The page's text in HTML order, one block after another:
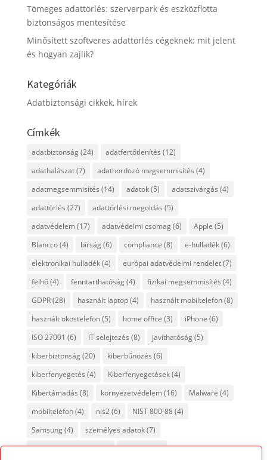
Tömeges adattörlés: szerverpark és eszközflotta
biztonságos mentesítése
Minősített szoftveres adattörlés cégeknek: mit jelent
és hogyan zajlik?
Kategóriák
Adatbiztonsági cikkek, hírek
Címkék
adatbiztonság(24) adatfertőtlenítés (12)
adathalászat(7) adathordozó megsemmisítés (4)
adatmegsemmisítés (14) adatok(5) adatszivárgás (4)
adattörlés (27) adattörlési megoldás (5)
adatvédelem(17) adatvédelmi csomag(6) Apple (5)
Blancco(4) bírság(6) compliance (8) e-hulladék(6)
elektronikai hulladék(4) európai adatvédelmi rendelet(7)
felhő(4) fenntarthatóság(4) fizikai megsemmisítés (4)
GDPR(28) használt laptop(4) használt mobiltelefon(8)
használt okostelefon(5) home office (3) iPhone (6)
ISO 27001 (6) IT selejtezés (8) javíthatóság(5)
kiberbiztonság(20) kiberbűnözés (6)
kiberfenyegetés (4) Kiberfenyegetések(4)
Kibertámadás (8) környezetvédelem(16) Malware (4)
mobiltelefon(4) nis2(6) NIST 800-88(4)
Samsung(4) személyes adatok(7)
tanúsított adattörlés(7) titkosítás(4)